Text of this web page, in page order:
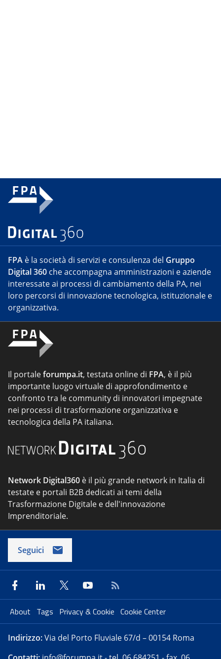
FPA è la società di servizi e consulenza del Gruppo
Digital 360 che accompagna amministrazioni e aziende
interessate ai processi di cambiamento della PA, nei
loro percorsi di innovazione tecnologica, istituzionale e
organizzativa.
Il portaleforumpa.it, testata online di FPA, è il più
importante luogo virtuale di approfondimento e
confronto tra le community di innovatori impegnate
nei processi di trasformazione organizzativa e
tecnologica della PA italiana.
Network Digital360 è il più grande network in Italia di
testate e portali B2B dedicati ai temi della
Trasformazione Digitale e dell'innovazione
Imprenditoriale.
Seguici
About Tags Privacy & Cookie Cookie Center
Indirizzo:Via del Porto Fluviale 67/d – 00154 Roma